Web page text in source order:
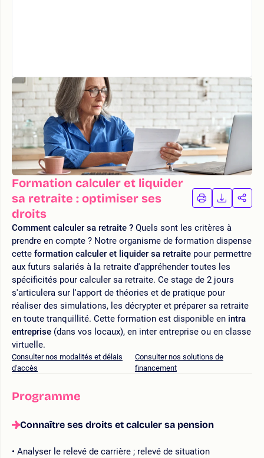
Formation calculer et liquider
sa retraite : optimiser ses
droits
IMPRIMER
LA
LA
Comment calculer sa retraite ? Quels sont les critères à
prendre en compte ? Notre organisme de formation dispense
cette formation calculer et liquider sa retraite pour permettre
aux futurs salariés à la retraite d'appréhender toutes les
spécificités pour calculer sa retraite. Ce stage de 2 jours
s'articulera sur l'apport de théories et de pratique pour
réaliser des simulations, les décrypter et préparer sa retraite
en toute tranquillité. Cette formation est disponible en intra
entreprise (dans vos locaux), en inter entreprise ou en classe
virtuelle.
Consulter nos modalités et délais
d'accès
Consulter nos solutions de
financement
Programme
Connaître ses droits et calculer sa pension
Analyser le relevé de carrière ; relevé de situation